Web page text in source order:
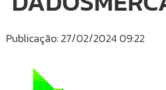
Publicação: 27/02/2024 09:22